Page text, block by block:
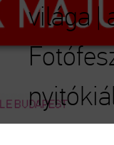
világa |